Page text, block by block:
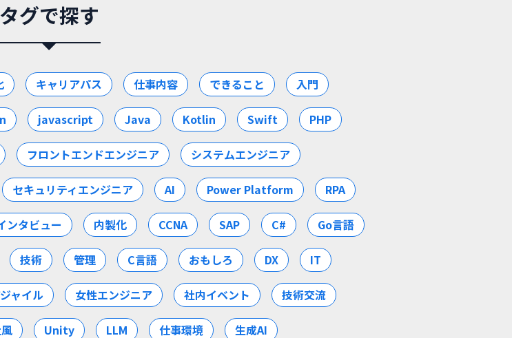
タグで探す
キャリアパス 仕事内容 できること 入門
javascript Java Kotlin Swift PHP
フロントエンドエンジニア システムエンジニア
セキュリティエンジニア AI Power Platform RPA
ンタビュー 内製化 CCNA SAP C# Go言語
技術 管理 C言語 おもしろ DX IT
ャイル 女性エンジニア 社内イベント 技術交流
Unity LLM 仕事環境 生成AI